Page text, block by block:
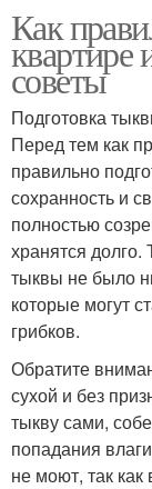
Как
квартире
советы
Подготовка
Перед тем как
правильно
сохранность и
полностью
хранятся
тыквы не было
которые могут
грибков.
Обратите
сухой и без
тыкву сами,
попадания
не моют, так как